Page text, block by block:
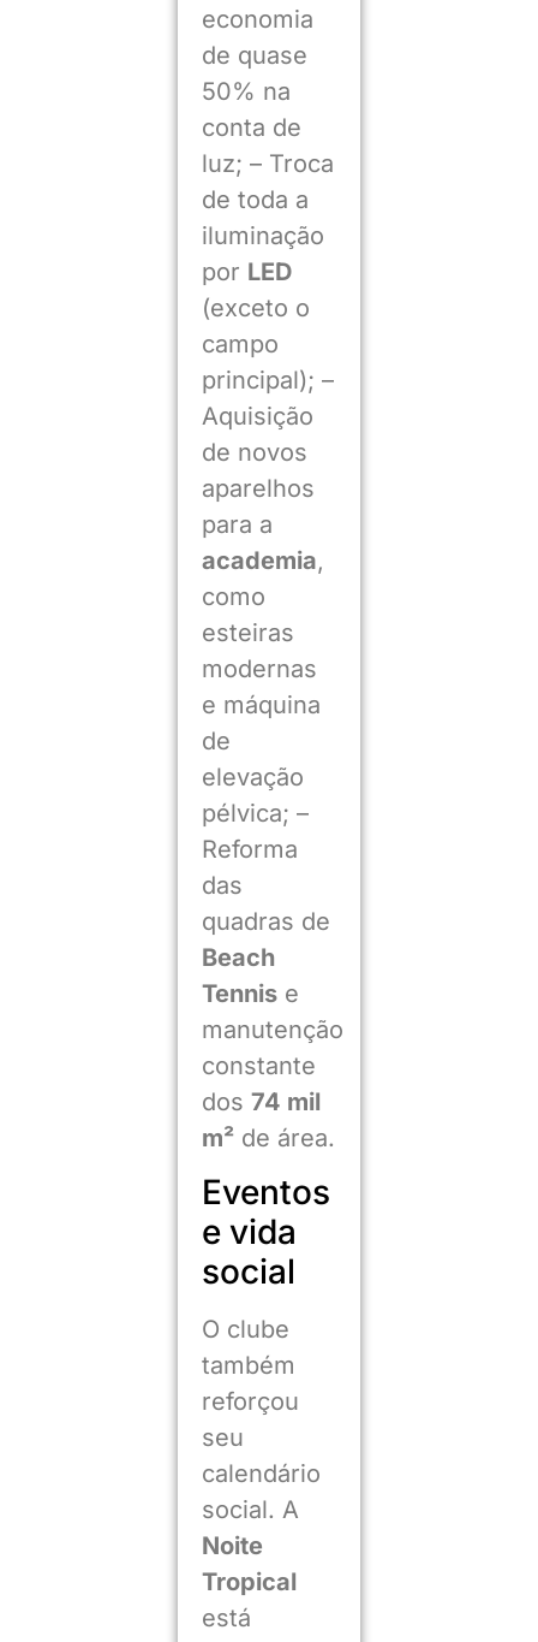
economia
de quase
50% na
conta de
luz; – Troca
de toda a
iluminação
por LED
(exceto o
campo
principal); –
Aquisição
de novos
aparelhos
para a
academia,
como
esteiras
modernas
e máquina
de
elevação
pélvica; –
Reforma
das
quadras de
Beach
Tennise
manutenção
constante
dos 74 mil
m²de área.
Eventos
e vida
social
O clube
também
reforçou
seu
calendário
social. A
Noite
Tropical
está